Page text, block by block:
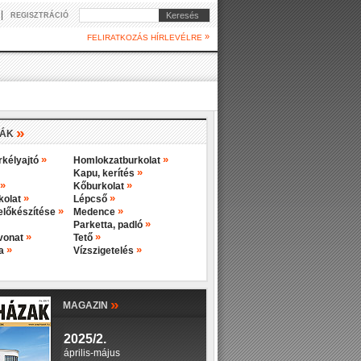
REGISZTRÁCIÓ Keresés
FELIRATKOZÁS HÍRLEVÉLRE »
»
»
»
»
»
»
»
Homlokzatburkolat »
Kapu, kerítés »
Kőburkolat »
Lépcső »
Medence »
Parketta, padló »
Tető »
Vízszigetelés »
MAGAZIN »
2025/2.
április-május